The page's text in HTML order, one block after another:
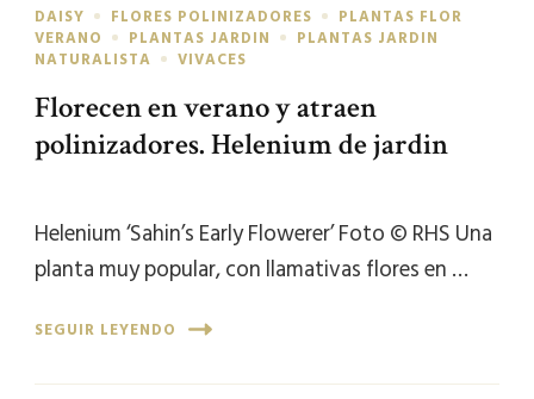
DAISY FLORES POLINIZADORES
PLANTAS FLOR
VERANO
PLANTAS JARDIN
PLANTAS JARDIN
NATURALISTA
VIVACES
Florecen en verano y atraen
polinizadores. Helenium de jardin
Helenium ‘Sahin’s Early Flowerer’ Foto © RHS Una
planta muy popular, con llamativas flores en …
SEGUIR LEYENDO